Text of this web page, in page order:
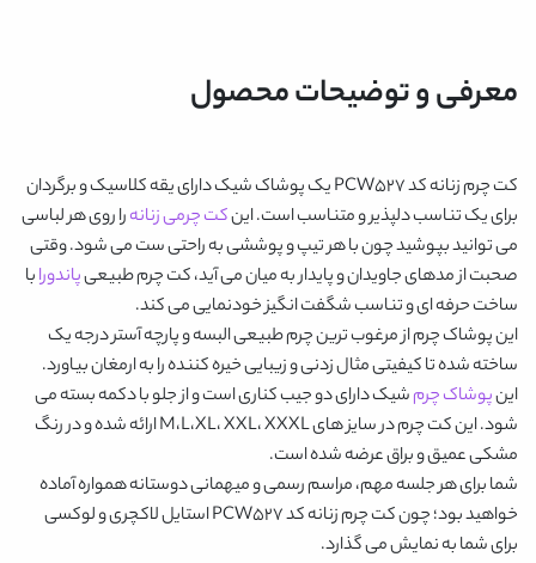
معرفی و توضیحات محصول
کت چرم زنانه کد PCW527
یک پوشاک شیک دارای یقه کلاسیک و برگردان
برای یک تناسب دلپذیر و متناسب است. اینکت چرمی زنانهرا روی هر لباسی
می توانید بپوشید چون با هر تیپ و پوششی به راحتی ست می شود. وقتی
صحبت از مدهای جاویدان و پایدار به میان می آید، کت چرم طبیعیپاندورابا
ساخت حرفه ای و تناسب شگفت انگیز خودنمایی می کند.
این پوشاک چرم از مرغوب ترین چرم طبیعی البسه و پارچه آستر درجه یک
ساخته شده تا کیفیتی مثال زدنی و زیبایی خیره کننده را به ارمغان بیاورد.
اینپوشاک چرمشیک دارای دو جیب کناری است و از جلو با دکمه بسته می
شود. این کت چرم در سایز های M،L،XL، XXL، XXXL ارائه شده و در رنگ
مشکی عمیق و براق عرضه شده است.
شما برای هر جلسه مهم، مراسم رسمی و میهمانی دوستانه همواره آماده
خواهید بود؛ چونکت چرم زنانه کد PCW527
استایل لاکچری و لوکسی
برای شما به نمایش می گذارد.